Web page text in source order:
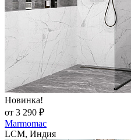
Новинка!
от 3 290 ₽
Marmomac
LCM, Индия